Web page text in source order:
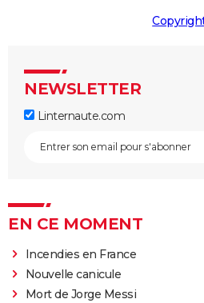
NEWSLETTER
Linternaute.com
EN CE MOMENT
Incendies en France
Nouvelle canicule
Mort de Jorge Messi